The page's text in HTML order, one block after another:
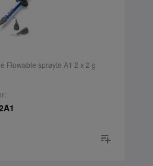
Flowable sprøyte A1 2 x 2 g